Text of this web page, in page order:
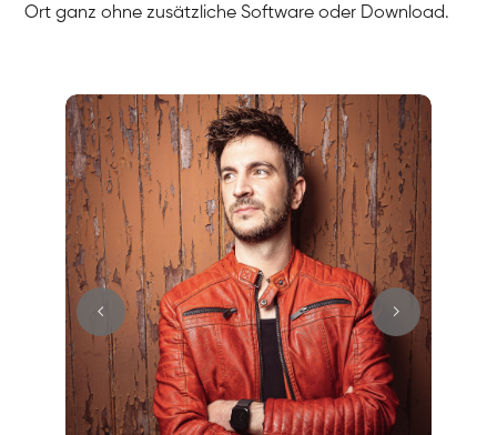
Ort ganz ohne zusätzliche Software oder Download.
Stefan
Gesang / Vocal